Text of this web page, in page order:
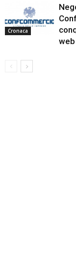
Cronaca
web